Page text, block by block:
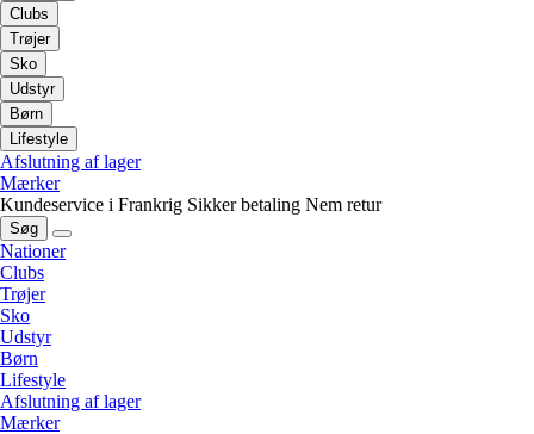
Clubs
Trøjer
Sko
Udstyr
Børn
Lifestyle
Afslutning af lager
Mærker
Kundeservice i Frankrig Sikker betaling Nem retur
Søg
Nationer
Clubs
Trøjer
Sko
Udstyr
Børn
Lifestyle
Afslutning af lager
Mærker